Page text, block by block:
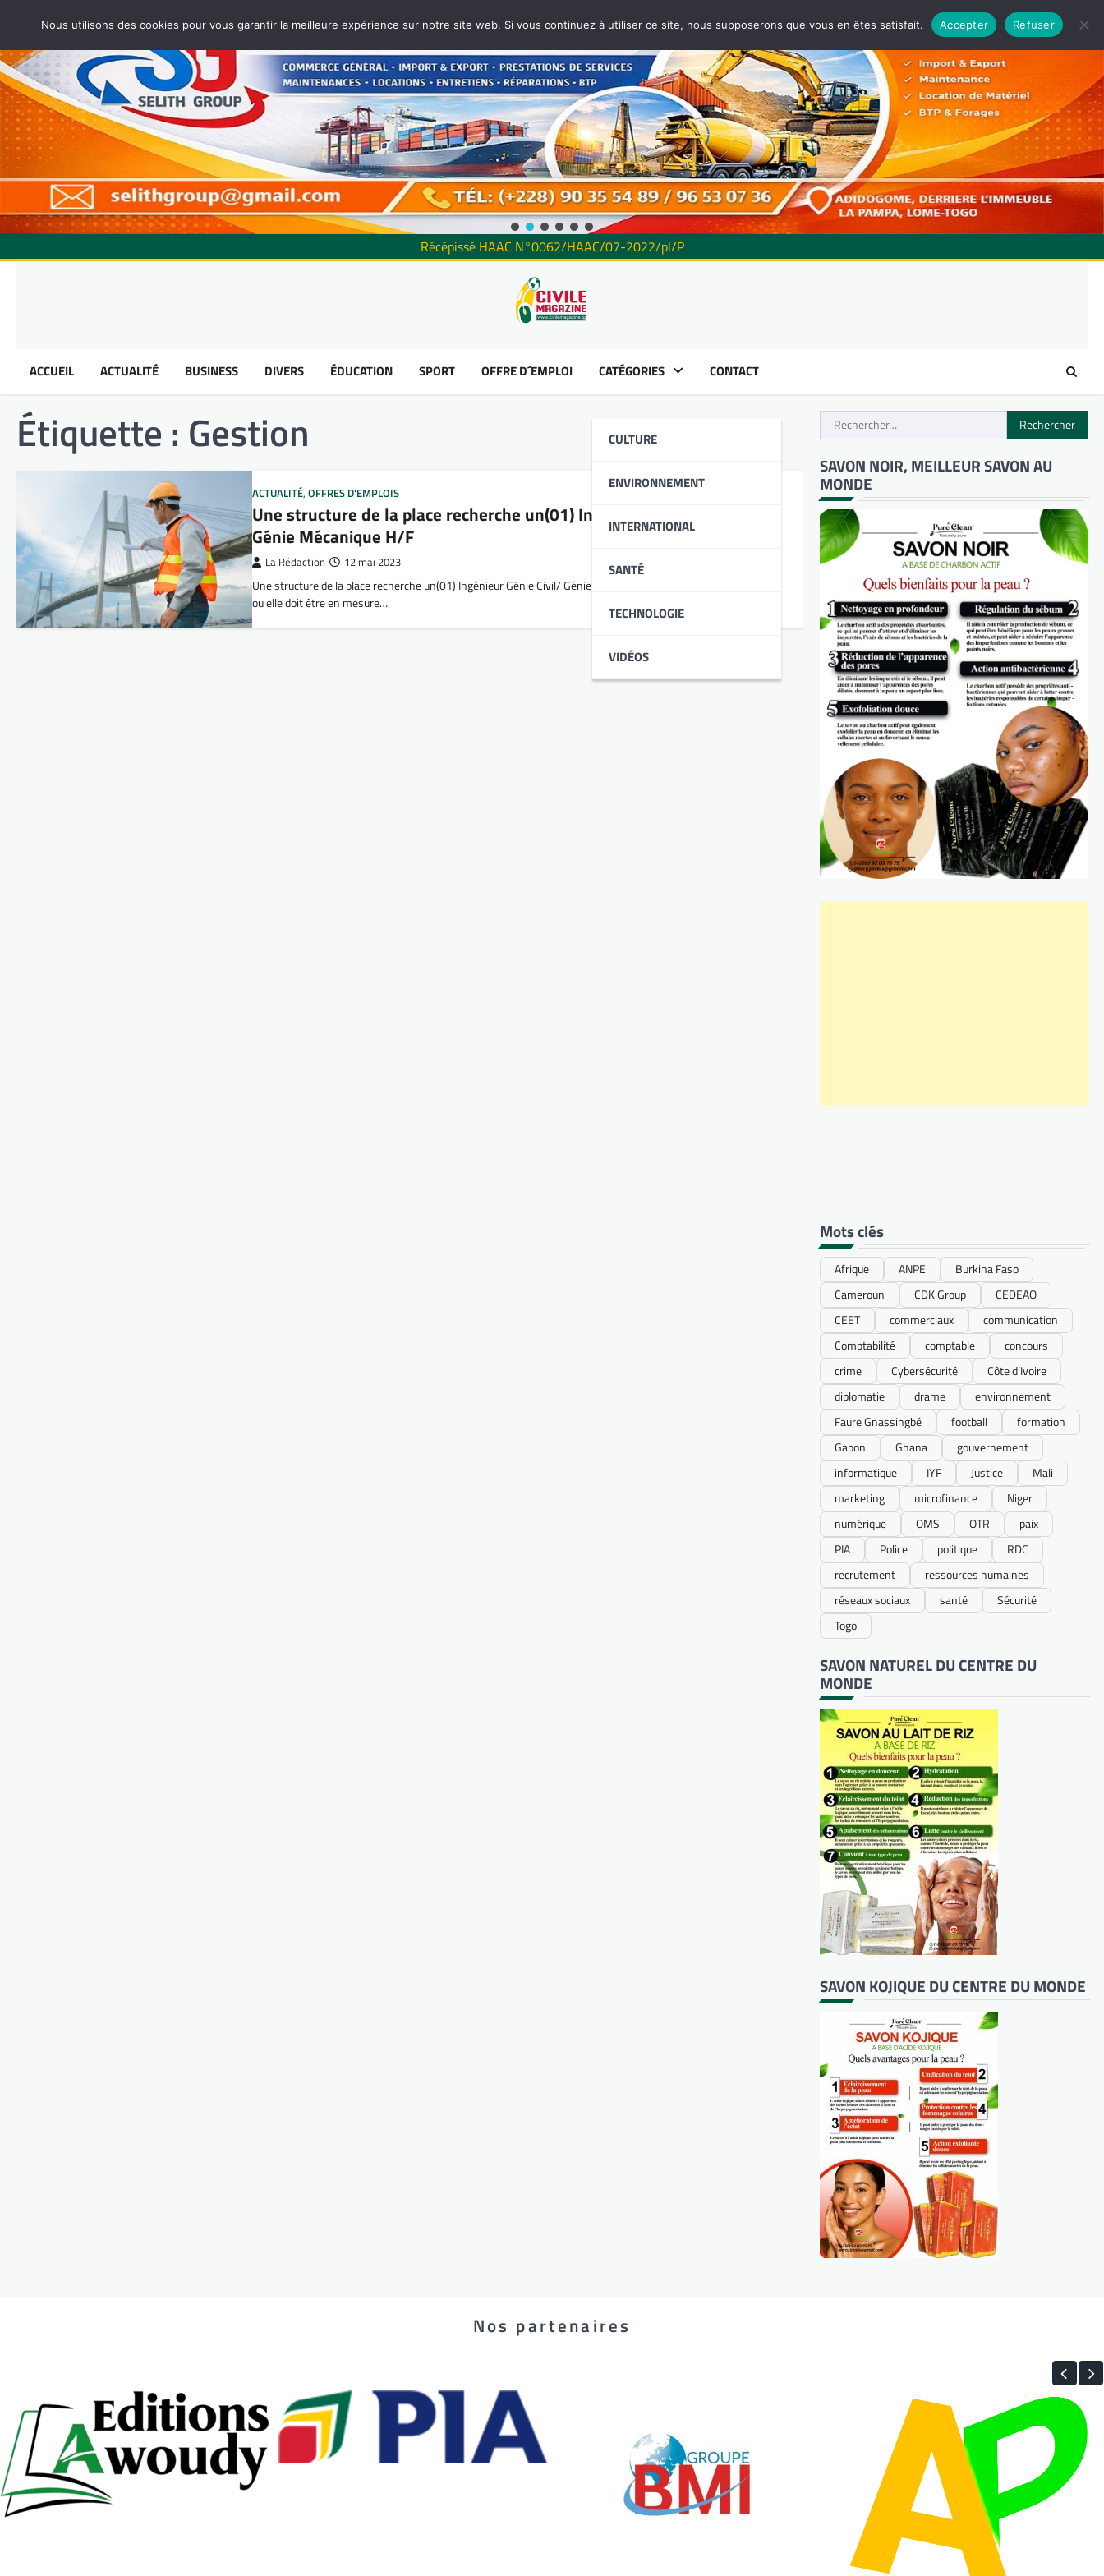
Récépissé HAAC N°0062/HAAC/07-2022/pl/P
ACCUEIL ACTUALITÉ BUSINESS DIVERS ÉDUCATION SPORT OFFRE D´EMPLOI CATÉGORIES
CULTURE
ENVIRONNEMENT
INTERNATIONAL
SANTÉ
TECHNOLOGIE
VIDÉOS
CONTACT
Étiquette : Gestion
ACTUALITÉ,OFFRES D'EMPLOIS
Une structure de la place recherche un(01) Ingénieur Génie Civil/
Génie Mécanique H/F
La Rédaction 12 mai 2023
Une structure de la place recherche un(01) Ingénieur Génie Civil/ Génie Mécanique H/F pour ses activités. Il
ou elle doit être en mesure…
Rechercher :
SAVON NOIR, MEILLEUR SAVON AU
MONDE
Mots clés
Afrique ANPE
Burkina Faso
Cameroun
CDK Group
CEDEAO
CEET
commerciaux
communication
Comptabilité
comptable
concours
crime
Cybersécurité
Côte d’Ivoire
diplomatie
drame
environnement
Faure Gnassingbé
football
formation
Gabon
Ghana
gouvernement
informatique
IYF Justice
Mali
marketing
microfinance
Niger
numérique
OMS OTR
paix
PIA
Police politique
RDC
recrutement
ressources humaines
réseaux sociaux
santé
Sécurité
Togo
SAVON NATUREL DU CENTRE DU
MONDE
SAVON KOJIQUE DU CENTRE DU MONDE
Nos partenaires
Nous utilisons des cookies pour vous garantir la meilleure expérience sur notre site web. Si vous continuez à utiliser ce site, nous supposerons que vous en êtes satisfait. Accepter Refuser